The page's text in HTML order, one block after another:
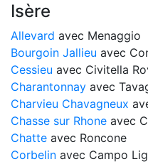
Isère
Allevard avec Menaggio
Bourgoin Jallieu avec
Cessieu avec Civitella
Charantonnay avec
Charvieu Chavagneux
Chasse sur Rhone avec
Chatte avec Roncone
Corbelin avec Campo